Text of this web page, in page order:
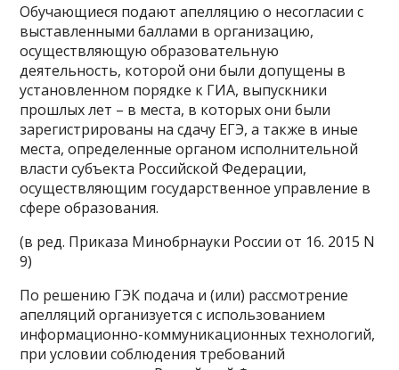
Обучающиеся подают апелляцию о несогласии с
выставленными баллами в организацию,
осуществляющую образовательную
деятельность, которой они были допущены в
установленном порядке к ГИА, выпускники
прошлых лет – в места, в которых они были
зарегистрированы на сдачу ЕГЭ, а также в иные
места, определенные органом исполнительной
власти субъекта Российской Федерации,
осуществляющим государственное управление в
сфере образования.
(в ред. Приказа Минобрнауки России от 16. 2015 N
9)
По решению ГЭК подача и (или) рассмотрение
апелляций организуется с использованием
информационно-коммуникационных технологий,
при условии соблюдения требований